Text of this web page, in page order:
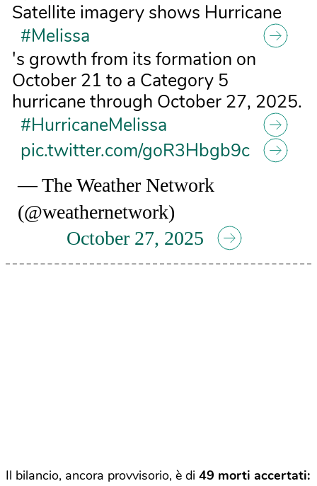
Satellite imagery shows Hurricane
#Melissa
's growth from its formation on
October 21 to a Category 5
hurricane through October 27, 2025.
#HurricaneMelissa
pic.twitter.com/goR3Hbgb9c
— The Weather Network
(@weathernetwork)
October 27, 2025
Il bilancio, ancora provvisorio, è di 49 morti accertati: